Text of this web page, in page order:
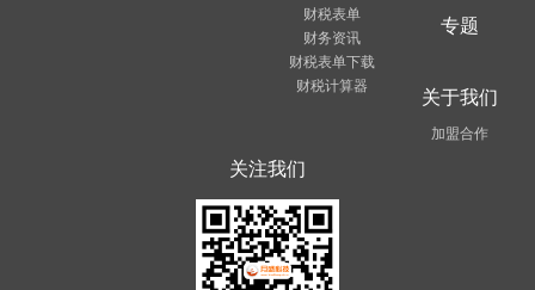
财税表单
财务资讯
财税表单下载
财税计算器
专题
关于我们
加盟合作
关注我们